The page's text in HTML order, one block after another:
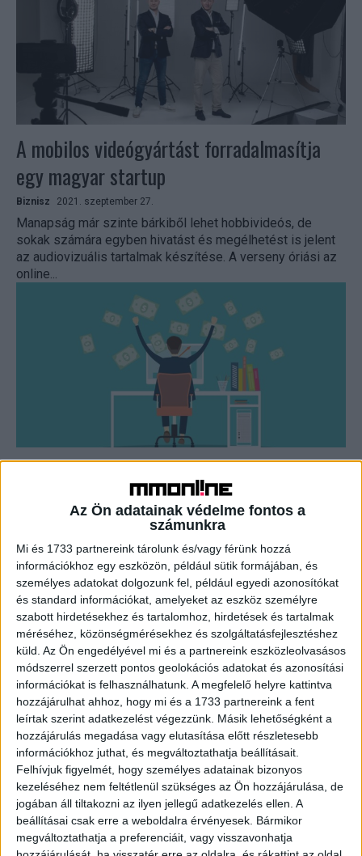
Az Ön adatainak védelme fontos a
számunkra
Mi és 1733 partnereink tárolunk és/vagy férünk hozzá
információkhoz egy eszközön, például sütik formájában, és
személyes adatokat dolgozunk fel, például egyedi azonosítókat
és standard információkat, amelyeket az eszköz személyre
szabott hirdetésekhez és tartalomhoz, hirdetések és tartalmak
méréséhez, közönségmérésekhez és szolgáltatásfejlesztéshez
küld. Az Ön engedélyével mi és a partnereink eszközleolvasásos
módszerrel szerzett pontos geolokációs adatokat és azonosítási
információkat is felhasználhatunk. A megfelelő helyre kattintva
hozzájárulhat ahhoz, hogy mi és a 1733 partnereink a fent
leírtak szerint adatkezelést végezzünk. Másik lehetőségként a
hozzájárulás megadása vagy elutasítása előtt részletesebb
információkhoz juthat, és megváltoztathatja beállításait.
Felhívjuk figyelmét, hogy személyes adatainak bizonyos
kezeléséhez nem feltétlenül szükséges az Ön hozzájárulása, de
jogában áll tiltakozni az ilyen jellegű adatkezelés ellen. A
beállításai csak erre a weboldalra érvényesek. Bármikor
megváltoztathatja a preferenciáit, vagy visszavonhatja
A mobilos videógyártást forradalmasítja
egy magyar startup
Biznisz 2021. szeptember 27.
Manapság már szinte bárkiből lehet hobbivideós, de
sokak számára egyben hivatást és megélhetést is jelent
az audiovizuális tartalmak készítése. A verseny óriási az
online...
Befektetéshez juthatnak a divat- és
dizájnipari startupok
Idén ősszel már harmadik alkalommal indul el a HFDA
Startup Program, amely a legígéretesebb fiatal divat-
dizájn startup vállalkozóknak nyújt díjmentes
üzletfejlesztési képzést és akár...
Jelentős befektetéshez jutott az
Okoskassza
Biznisz 2021. július 21.